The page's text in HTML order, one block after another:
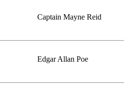
Captain Mayne Reid
Edgar Allan Poe